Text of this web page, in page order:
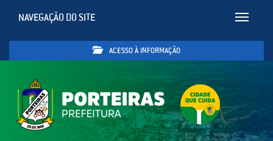
Toggle
NAVEGAÇÃO DO SITE
ACESSO À INFORMAÇÃO